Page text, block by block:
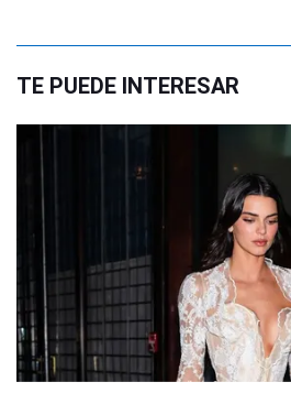
TE PUEDE INTERESAR